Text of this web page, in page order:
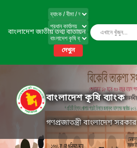
বাংলাদেশ জাতীয় তথ্য বাতায়ন
দেখুন
বাংলাদেশ কৃষি ব্যাংক
গণপ্রজাতন্ত্রী বাংলাদেশ সরকার